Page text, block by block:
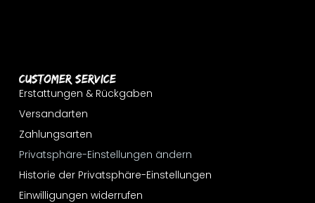
Customer Service
Erstattungen & Rückgaben
Versandarten
Zahlungsarten
Privatsphäre-Einstellungen ändern
Historie der Privatsphäre-Einstellungen
Einwilligungen widerrufen